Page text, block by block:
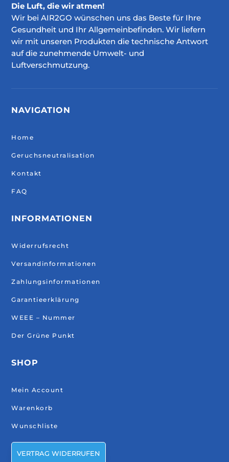
Die Luft, die wir atmen!
Wir bei AIR2GO wünschen uns das Beste für Ihre
Gesundheit und Ihr Allgemeinbefinden. Wir liefern
wir mit unseren Produkten die technische Antwort
auf die zunehmende Umwelt- und
Luftverschmutzung.
NAVIGATION
Home
Geruchsneutralisation
Kontakt
FAQ
INFORMATIONEN
Widerrufsrecht
Versandinformationen
Zahlungsinformationen
Garantieerklärung
WEEE – Nummer
Der Grüne Punkt
SHOP
Mein Account
Warenkorb
Wunschliste
VERTRAG WIDERRUFEN